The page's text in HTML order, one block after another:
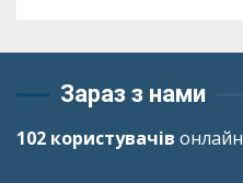
Зараз з нами
102 користувачів онлайн